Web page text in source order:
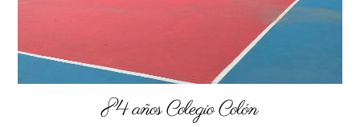
84 años Colegio Colón